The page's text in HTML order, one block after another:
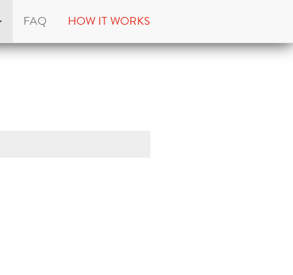
FAQ HOW IT WORKS